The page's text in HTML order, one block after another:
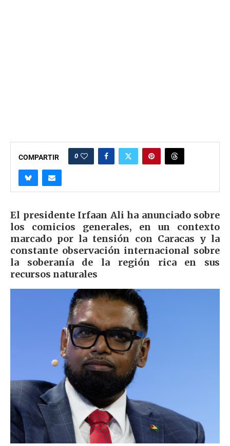
COMPARTIR 0
El presidente Irfaan Ali ha anunciado sobre
los comicios generales, en un contexto
marcado por la tensión con Caracas y la
constante observación internacional sobre
la soberanía de la región rica en sus
recursos naturales